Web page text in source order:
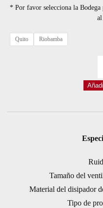
* Por favor selecciona la
Quito Riobamba
Tamaño del
Material del disipador
Tipo de